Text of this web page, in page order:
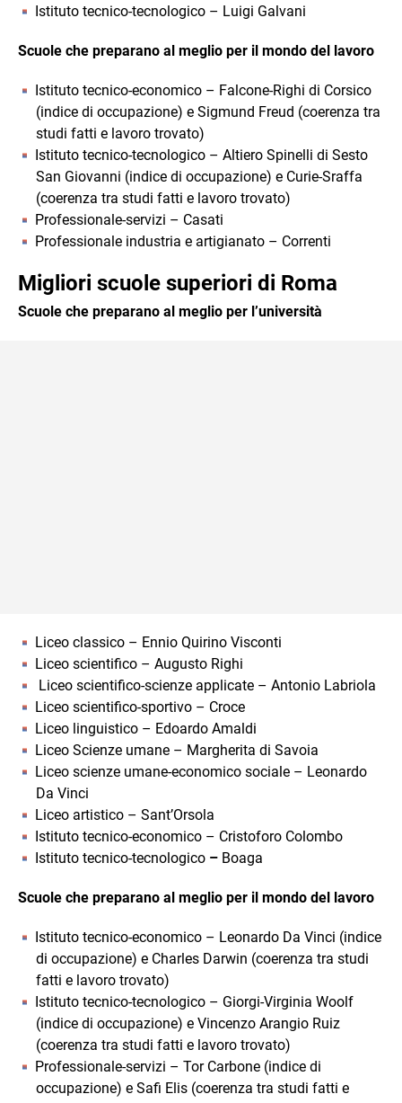
Istituto tecnico-tecnologico – Luigi Galvani
Scuole che preparano al meglio per il mondo del lavoro
Istituto tecnico-economico – Falcone-Righi di Corsico
(indice di occupazione) e Sigmund Freud (coerenza tra
studi fatti e lavoro trovato)
Istituto tecnico-tecnologico – Altiero Spinelli di Sesto
San Giovanni (indice di occupazione) e Curie-Sraffa
(coerenza tra studi fatti e lavoro trovato)
Professionale-servizi – Casati
Professionale industria e artigianato – Correnti
Migliori scuole superiori di Roma
Scuole che preparano al meglio per l’università
Liceo classico – Ennio Quirino Visconti
Liceo scientifico – Augusto Righi
Liceo scientifico-scienze applicate – Antonio Labriola
Liceo scientifico-sportivo – Croce
Liceo linguistico – Edoardo Amaldi
Liceo Scienze umane – Margherita di Savoia
Liceo scienze umane-economico sociale – Leonardo
Da Vinci
Liceo artistico – Sant’Orsola
Istituto tecnico-economico – Cristoforo Colombo
Istituto tecnico-tecnologico – Boaga
Scuole che preparano al meglio per il mondo del lavoro
Istituto tecnico-economico – Leonardo Da Vinci (indice
di occupazione) e Charles Darwin (coerenza tra studi
fatti e lavoro trovato)
Istituto tecnico-tecnologico – Giorgi-Virginia Woolf
(indice di occupazione) e Vincenzo Arangio Ruiz
(coerenza tra studi fatti e lavoro trovato)
Professionale-servizi – Tor Carbone (indice di
occupazione) e Safi Elis (coerenza tra studi fatti e